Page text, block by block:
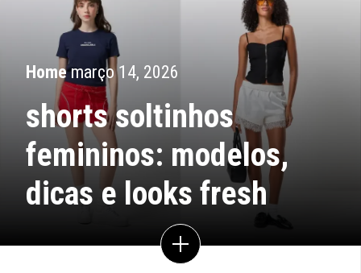
Homemarço 14, 2026
shorts soltinhos
femininos: modelos,
dicas e looks fresh